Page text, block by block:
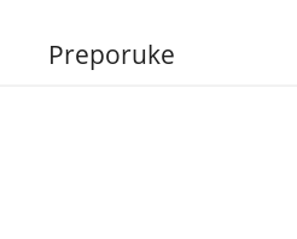
Preporuke